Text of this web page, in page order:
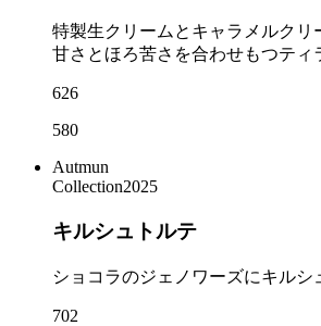
特製生クリームとキャラメルク
甘さとほろ苦さを合わせもつティ
626
580
Autmun
Collection2025
キルシュトルテ
ショコラのジェノワーズにキル
702